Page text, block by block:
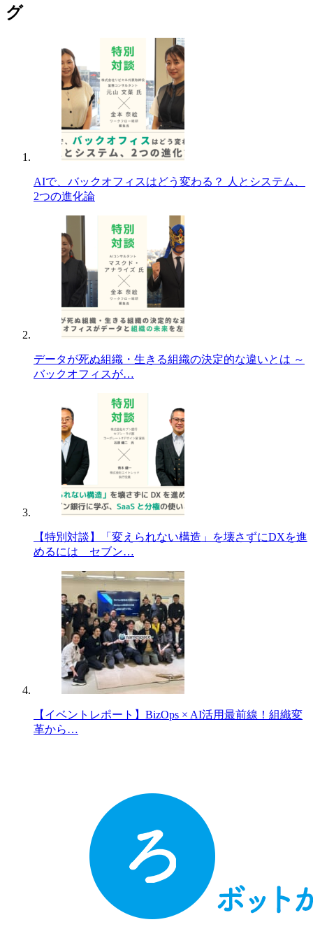
グ
AIで、バックオフィスはどう変わる？ 人とシステム、
2つの進化論
データが死ぬ組織・生きる組織の決定的な違いとは ～
バックオフィスが…
【特別対談】「変えられない構造」を壊さずにDXを進
めるには セブン…
【イベントレポート】BizOps × AI活用最前線！組織変
革から…